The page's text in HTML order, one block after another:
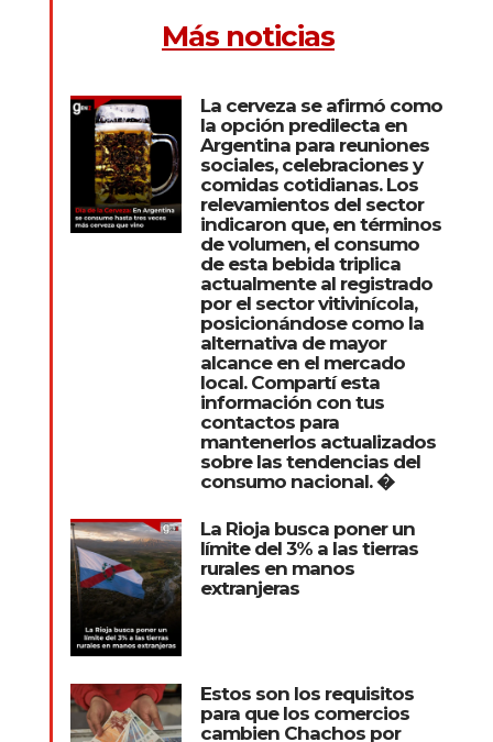
Más noticias
La cerveza se afirmó como
la opción predilecta en
Argentina para reuniones
sociales, celebraciones y
comidas cotidianas. Los
relevamientos del sector
indicaron que, en términos
de volumen, el consumo
de esta bebida triplica
actualmente al registrado
por el sector vitivinícola,
posicionándose como la
alternativa de mayor
alcance en el mercado
local. Compartí esta
información con tus
contactos para
mantenerlos actualizados
sobre las tendencias del
consumo nacional. �
La Rioja busca poner un
límite del 3% a las tierras
rurales en manos
extranjeras
Estos son los requisitos
para que los comercios
cambien Chachos por